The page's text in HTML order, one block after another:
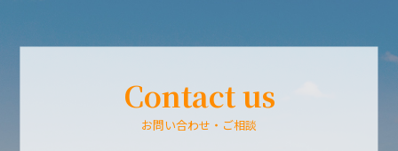
Contact us
お問い合わせ・ご相談